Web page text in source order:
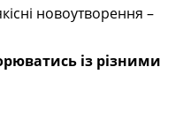
новоутворення –
із різними